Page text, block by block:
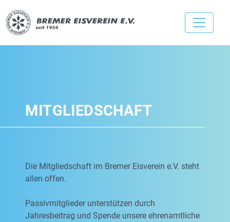
MITGLIEDSCHAFT
Die Mitgliedschaft im Bremer Eisverein e.V. steht
allen offen.
Passivmitglieder unterstützen durch
Jahresbeitrag und Spende unsere ehrenamtliche